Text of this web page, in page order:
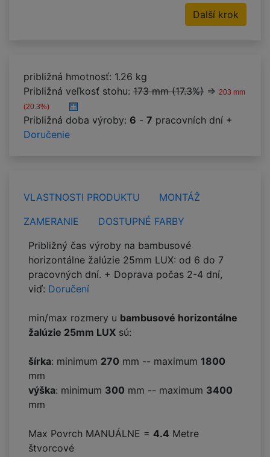
Další krok
približná hmotnosť: 1.26 kg
Približná veľkosť stohu: 173 mm (17.3%) ⇒ 203 mm
(20.3%)
Približná doba výroby: 6 - 7 pracovních dní +
Doručenie
VLASTNOSTI PRODUKTU
MONTÁŽ
ZAMERANIE
DOSTUPNÉ FARBY
Približný čas výroby na bambusové
horizontálne žalúzie 25mm LUX: od 6 do 7
pracovných dní. + Doprava počas 2-4 dní,
viď: Doručení
min/max rozmery u bambusové horizontálne
žalúzie 25mm LUX sú:
šírka: minimum 270 mm -- maximum 1800
mm
výška: minimum 300 mm -- maximum 3400
mm
Max Povrch MANUÁLNE = 4.4 Metre
štvorcové